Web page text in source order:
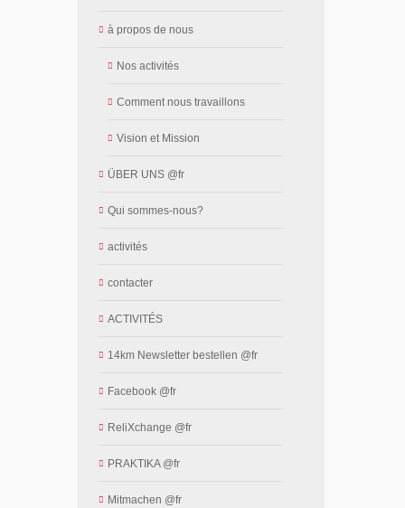
à propos de nous
Nos activités
Comment nous travaillons
Vision et Mission
ÜBER UNS @fr
Qui sommes-nous?
activités
contacter
ACTIVITÉS
14km Newsletter bestellen @fr
Facebook @fr
ReliXchange @fr
PRAKTIKA @fr
Mitmachen @fr